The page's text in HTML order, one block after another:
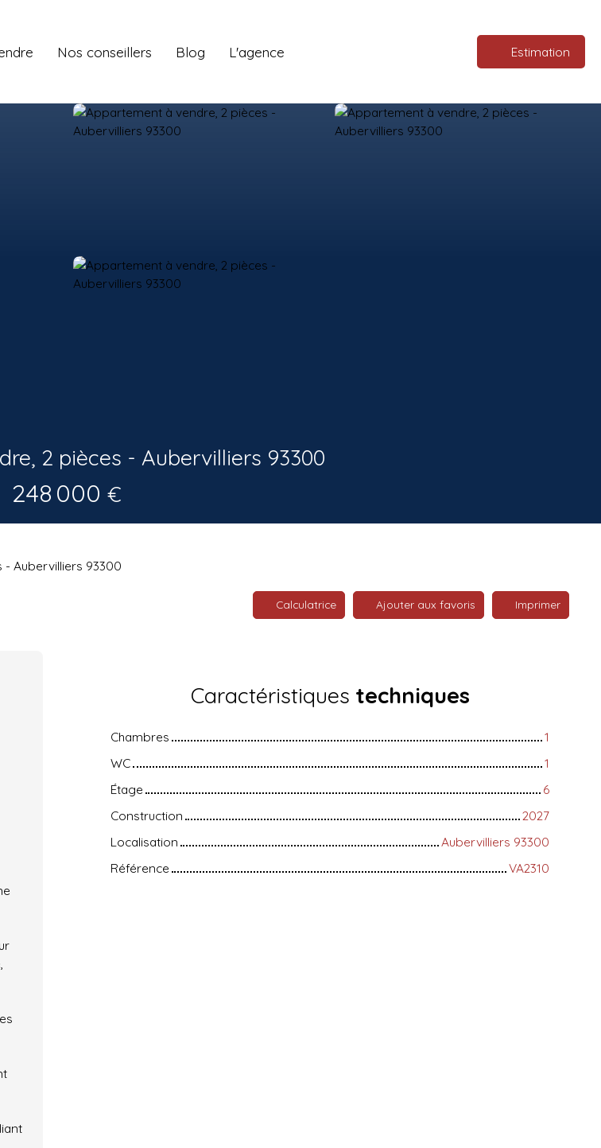
Nos conseillers Blog L'agence Estimation
2 pièces - Aubervilliers 93300
248 000 €
Aubervilliers 93300
Calculatrice Ajouter aux favoris Imprimer
Caractéristiques techniques
Chambres
1
WC
1
Étage
6
Construction
2027
Localisation
Aubervilliers 93300
Référence
VA2310